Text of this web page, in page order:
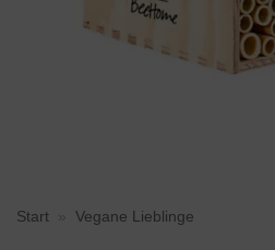
Start Vegane Lieblinge